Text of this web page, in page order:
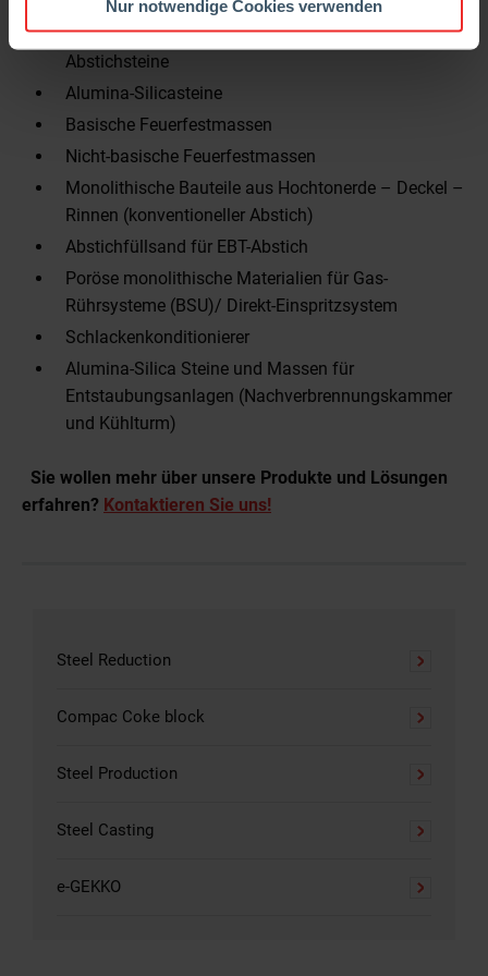
Nur notwendige Cookies verwenden
Steel Reduction
Compac Coke block
Steel Production
Steel Casting
e-GEKKO
Magnesia-Kohlenstoffsteine in Standard- und
Spezialformate – Seitenwand/ Hot Spots/EBT-
Abstichsteine
Alumina-Silicasteine
Basische Feuerfestmassen
Nicht-basische Feuerfestmassen
Monolithische Bauteile aus Hochtonerde – Deckel –
Rinnen (konventioneller Abstich)
Abstichfüllsand für EBT-Abstich
Poröse monolithische Materialien für Gas-
Rührsysteme (BSU)/ Direkt-Einspritzsystem
Schlackenkonditionierer
Alumina-Silica Steine und Massen für
Entstaubungsanlagen (Nachverbrennungskammer
und Kühlturm)
Sie wollen mehr über unsere Produkte und Lösungen
erfahren? Kontaktieren Sie uns!